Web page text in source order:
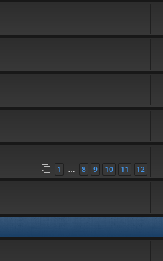
1 … 8 9 10 11 12